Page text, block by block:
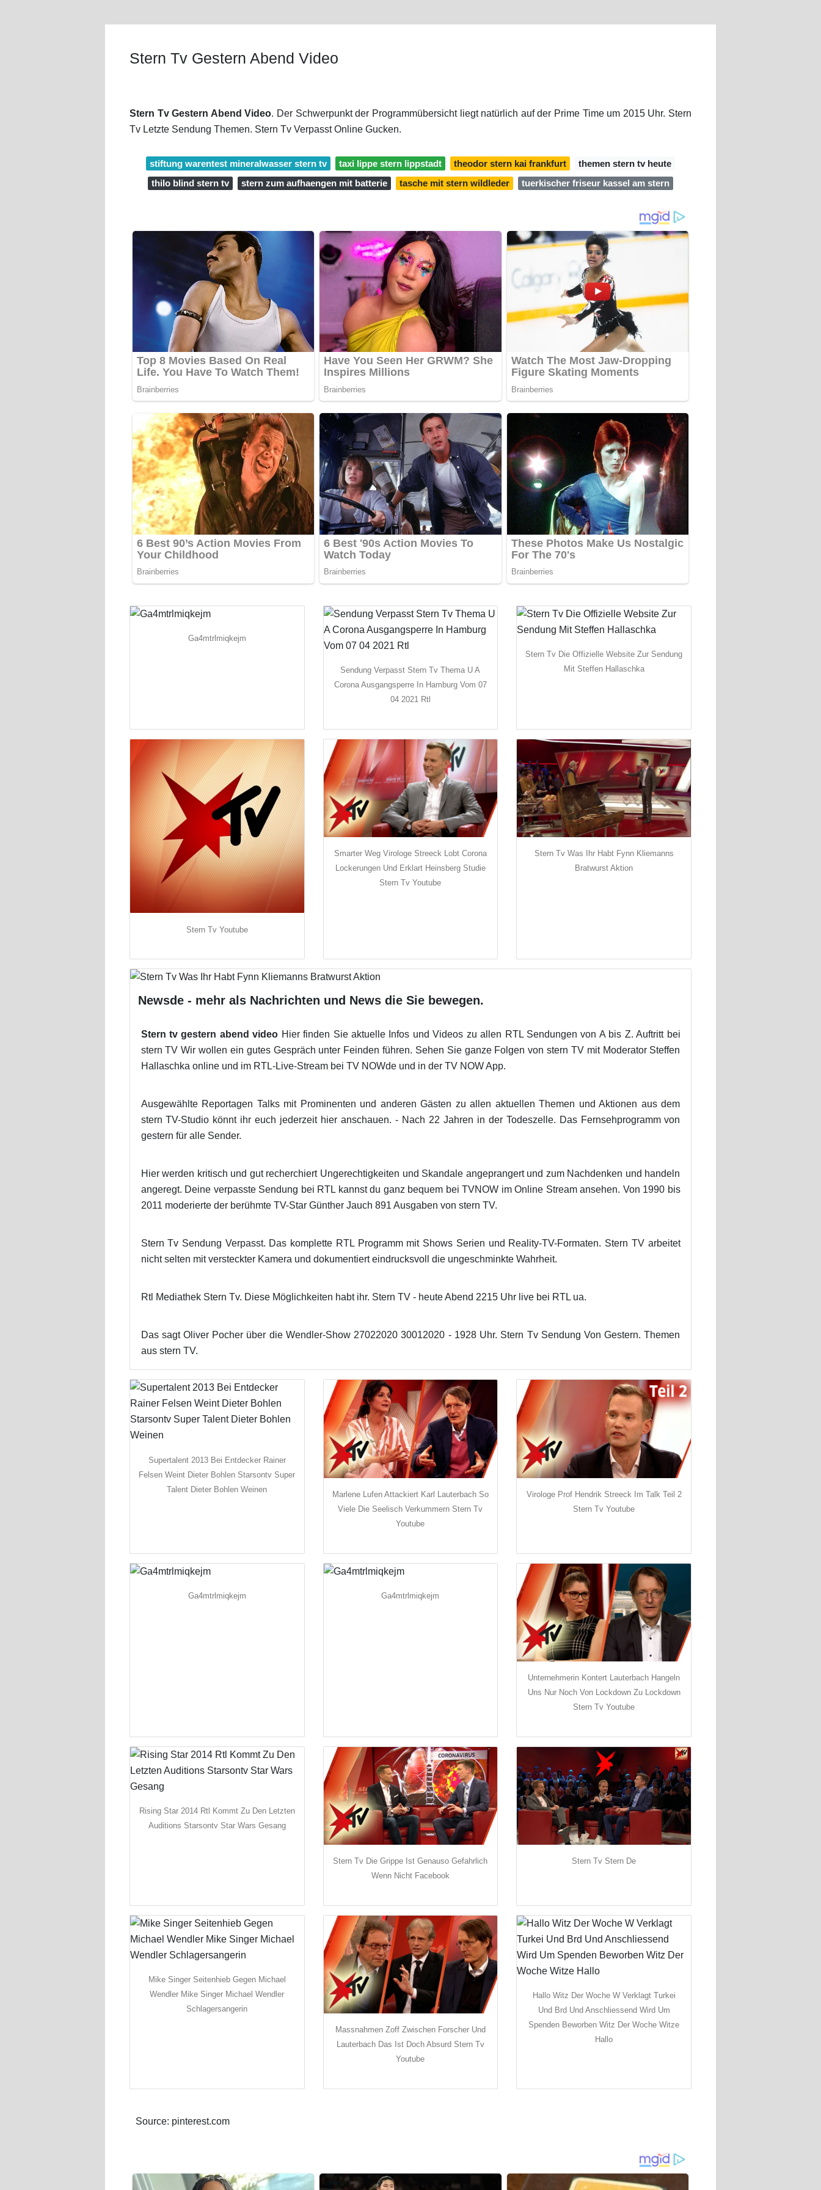
Stern Tv Gestern Abend Video
Stern Tv Gestern Abend Video. Der Schwerpunkt der Programmübersicht liegt natürlich auf der Prime Time um 2015 Uhr. Stern
Tv Letzte Sendung Themen. Stern Tv Verpasst Online Gucken.
stiftung warentest mineralwasser stern tv taxi lippe stern lippstadt theodor stern kai frankfurt
themen stern tv heute
thilo blind stern tv
stern zum aufhaengen mit batterie tasche mit stern wildleder tuerkischer friseur kassel am stern
Ga4mtrlmiqkejm
Sendung Verpasst Stern Tv Thema U A
Corona Ausgangsperre In Hamburg Vom 07
04 2021 Rtl
Stern Tv Die Offizielle Website Zur Sendung
Mit Steffen Hallaschka
Stern Tv Youtube
Smarter Weg Virologe Streeck Lobt Corona
Lockerungen Und Erklart Heinsberg Studie
Stern Tv Youtube
Stern Tv Was Ihr Habt Fynn Kliemanns
Bratwurst Aktion
Newsde - mehr als Nachrichten und News die Sie bewegen.
Stern tv gestern abend video Hier finden Sie aktuelle Infos und Videos zu allen RTL Sendungen von A bis Z. Auftritt bei
stern TV Wir wollen ein gutes Gespräch unter Feinden führen. Sehen Sie ganze Folgen von stern TV mit Moderator Steffen
Hallaschka online und im RTL-Live-Stream bei TV NOWde und in der TV NOW App.
Ausgewählte Reportagen Talks mit Prominenten und anderen Gästen zu allen aktuellen Themen und Aktionen aus dem
stern TV-Studio könnt ihr euch jederzeit hier anschauen. - Nach 22 Jahren in der Todeszelle. Das Fernsehprogramm von
gestern für alle Sender.
Hier werden kritisch und gut recherchiert Ungerechtigkeiten und Skandale angeprangert und zum Nachdenken und handeln
angeregt. Deine verpasste Sendung bei RTL kannst du ganz bequem bei TVNOW im Online Stream ansehen. Von 1990 bis
2011 moderierte der berühmte TV-Star Günther Jauch 891 Ausgaben von stern TV.
Stern Tv Sendung Verpasst. Das komplette RTL Programm mit Shows Serien und Reality-TV-Formaten. Stern TV arbeitet
nicht selten mit versteckter Kamera und dokumentiert eindrucksvoll die ungeschminkte Wahrheit.
Rtl Mediathek Stern Tv. Diese Möglichkeiten habt ihr. Stern TV - heute Abend 2215 Uhr live bei RTL ua.
Das sagt Oliver Pocher über die Wendler-Show 27022020 30012020 - 1928 Uhr. Stern Tv Sendung Von Gestern. Themen
aus stern TV.
Supertalent 2013 Bei Entdecker Rainer
Felsen Weint Dieter Bohlen Starsontv Super
Talent Dieter Bohlen Weinen
Marlene Lufen Attackiert Karl Lauterbach So
Viele Die Seelisch Verkummern Stern Tv
Youtube
Virologe Prof Hendrik Streeck Im Talk Teil 2
Stern Tv Youtube
Ga4mtrlmiqkejm Ga4mtrlmiqkejm
Unternehmerin Kontert Lauterbach Hangeln
Uns Nur Noch Von Lockdown Zu Lockdown
Stern Tv Youtube
Rising Star 2014 Rtl Kommt Zu Den Letzten
Auditions Starsontv Star Wars Gesang
Stern Tv Die Grippe Ist Genauso Gefahrlich
Wenn Nicht Facebook
Stern Tv Stern De
Mike Singer Seitenhieb Gegen Michael
Wendler Mike Singer Michael Wendler
Schlagersangerin
Massnahmen Zoff Zwischen Forscher Und
Lauterbach Das Ist Doch Absurd Stern Tv
Youtube
Hallo Witz Der Woche W Verklagt Turkei
Und Brd Und Anschliessend Wird Um
Spenden Beworben Witz Der Woche Witze
Hallo
Source: pinterest.com